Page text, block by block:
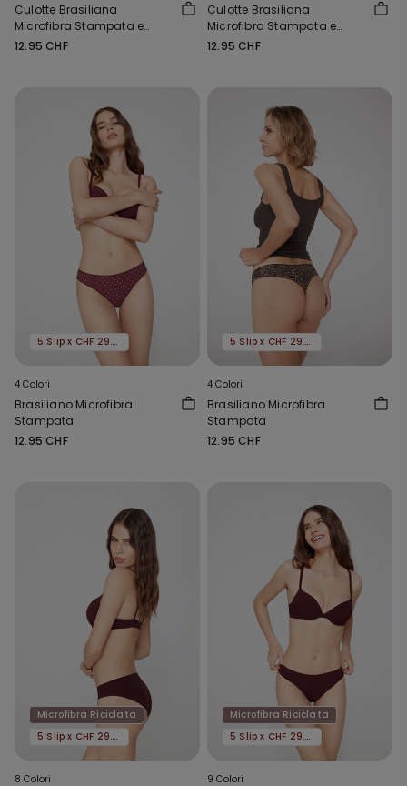
Culotte Brasiliana
Microfibra Stampata e
Pizzo Riciclato
12.95 CHF
Culotte Brasiliana
Microfibra Stampata e
Pizzo Riciclato
12.95 CHF
5 Slip x CHF 29.90
4 Colori
Brasiliano Microfibra
Stampata
12.95 CHF
5 Slip x CHF 29.90
4 Colori
Brasiliano Microfibra
Stampata
12.95 CHF
Microfibra Riciclata
5 Slip x CHF 29.90
8 Colori
Microfibra Riciclata
5 Slip x CHF 29.90
9 Colori